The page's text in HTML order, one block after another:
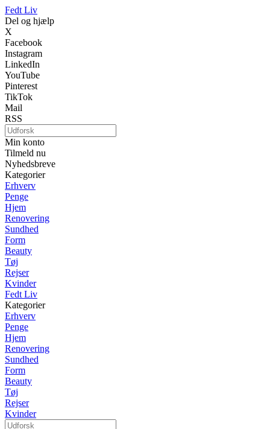
Fedt Liv
Del og hjælp
X
Facebook
Instagram
LinkedIn
YouTube
Pinterest
TikTok
Mail
RSS
Min konto
Tilmeld nu
Nyhedsbreve
Kategorier
Erhverv
Penge
Hjem
Renovering
Sundhed
Form
Beauty
Tøj
Rejser
Kvinder
Fedt Liv
Kategorier
Erhverv
Penge
Hjem
Renovering
Sundhed
Form
Beauty
Tøj
Rejser
Kvinder